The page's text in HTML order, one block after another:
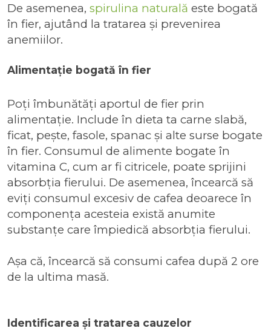
De asemenea, spirulina naturală este bogată
în fier, ajutând la tratarea și prevenirea
anemiilor.
Alimentație bogată în fier
Poți îmbunătăți aportul de fier prin
alimentație. Include în dieta ta carne slabă,
ficat, pește, fasole, spanac și alte surse bogate
în fier. Consumul de alimente bogate în
vitamina C, cum ar fi citricele, poate sprijini
absorbția fierului. De asemenea, încearcă să
eviți consumul excesiv de cafea deoarece în
componența acesteia există anumite
substanțe care împiedică absorbția fierului.
Așa că, încearcă să consumi cafea după 2 ore
de la ultima masă.
Identificarea și tratarea cauzelor